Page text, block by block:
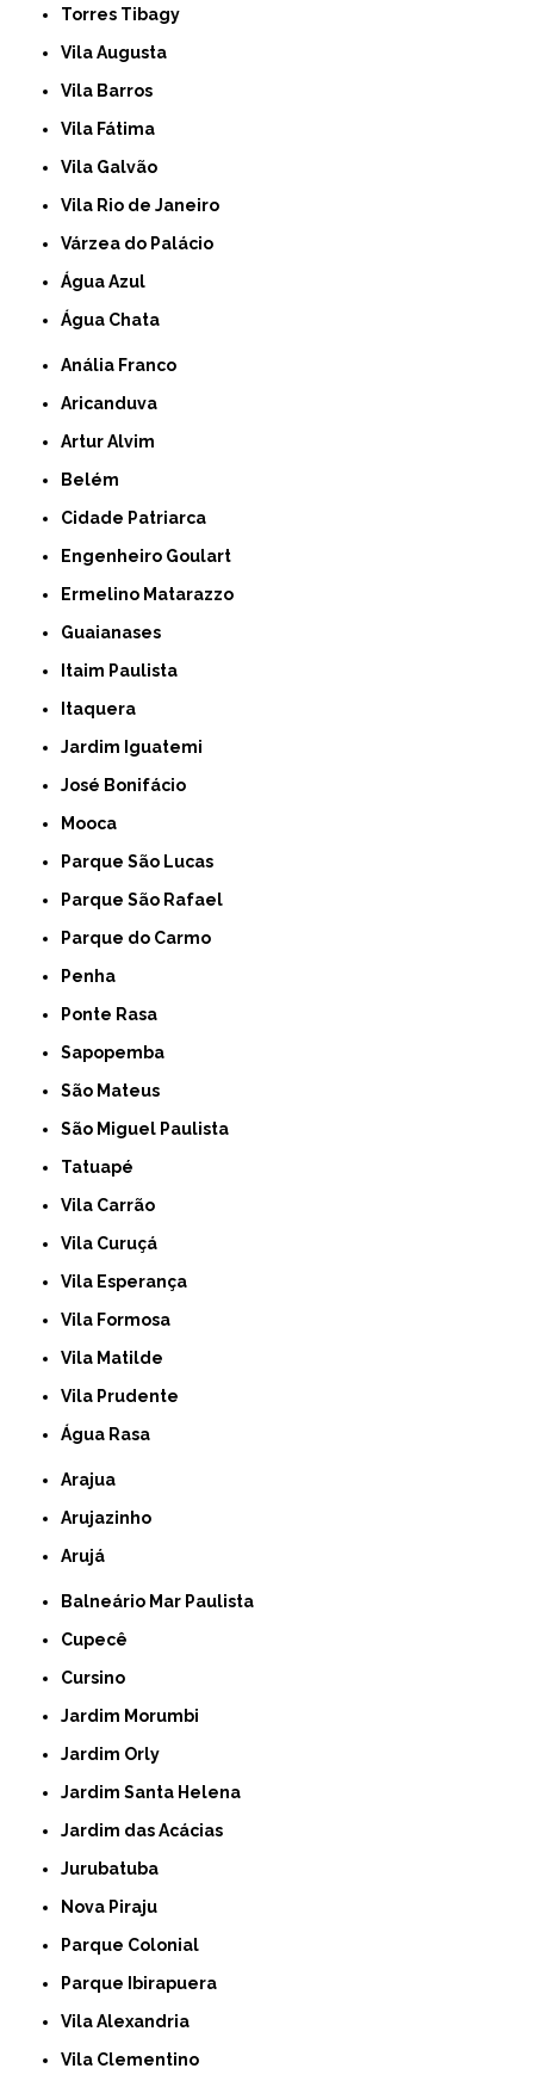
Torres Tibagy
Vila Augusta
Vila Barros
Vila Fátima
Vila Galvão
Vila Rio de Janeiro
Várzea do Palácio
Água Azul
Água Chata
Anália Franco
Aricanduva
Artur Alvim
Belém
Cidade Patriarca
Engenheiro Goulart
Ermelino Matarazzo
Guaianases
Itaim Paulista
Itaquera
Jardim Iguatemi
José Bonifácio
Mooca
Parque São Lucas
Parque São Rafael
Parque do Carmo
Penha
Ponte Rasa
Sapopemba
São Mateus
São Miguel Paulista
Tatuapé
Vila Carrão
Vila Curuçá
Vila Esperança
Vila Formosa
Vila Matilde
Vila Prudente
Água Rasa
Arajua
Arujazinho
Arujá
Balneário Mar Paulista
Cupecê
Cursino
Jardim Morumbi
Jardim Orly
Jardim Santa Helena
Jardim das Acácias
Jurubatuba
Nova Piraju
Parque Colonial
Parque Ibirapuera
Vila Alexandria
Vila Clementino